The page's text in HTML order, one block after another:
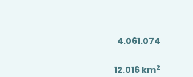
4.061.074
12.016 km2